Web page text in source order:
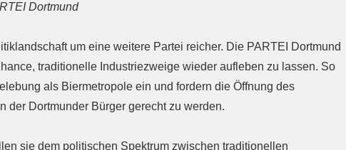
Dortmund
um eine weitere Partei reicher. Die PARTEI Dortmund
traditionelle Industriezweige wieder aufleben zu lassen. So
als Biermetropole ein und fordern die Öffnung des
der Dortmunder Bürger gerecht zu werden.
sie dem politischen Spektrum zwischen traditionellen